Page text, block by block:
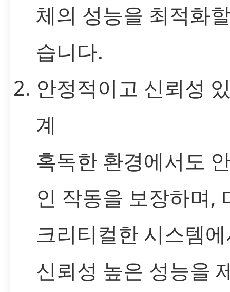
체의 성능을 최적화
습니다.
안정적이고 신뢰성
계
혹독한 환경에서도
인 작동을 보장하며,
크리티컬한 시스템
신뢰성 높은 성능을